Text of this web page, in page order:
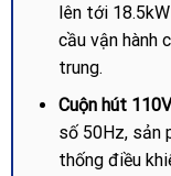
lên tới
cầu vận hành
trung.
Cuộn hút
số 50Hz, sản
thống điều